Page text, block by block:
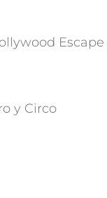
Escape
y Circo